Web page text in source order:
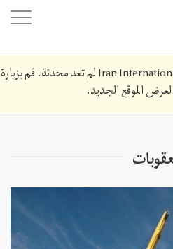
لعرض الموقع الجديد.